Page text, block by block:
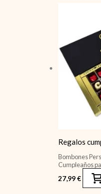
Regalos
Bombones
Cumpleaños
27,99€